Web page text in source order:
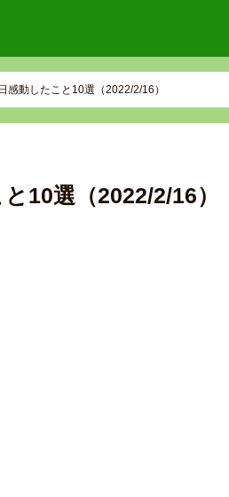
感動したこと10選（2022/2/16）
10選（2022/2/16）